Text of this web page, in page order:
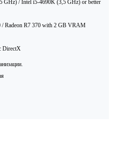
GHz) / Intel i5-4690K (3,5 GHz) or better
/ Radeon R7 370 with 2 GB VRAM
DirectX